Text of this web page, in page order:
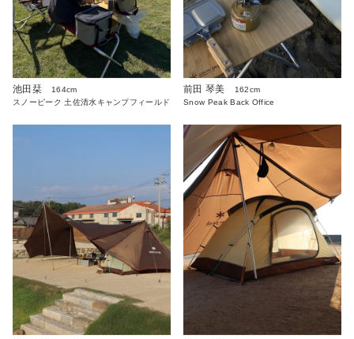
池田栞
164cm
スノーピーク 土佐清水キャンプフィールド
前田 琴美
162cm
Snow Peak Back Office